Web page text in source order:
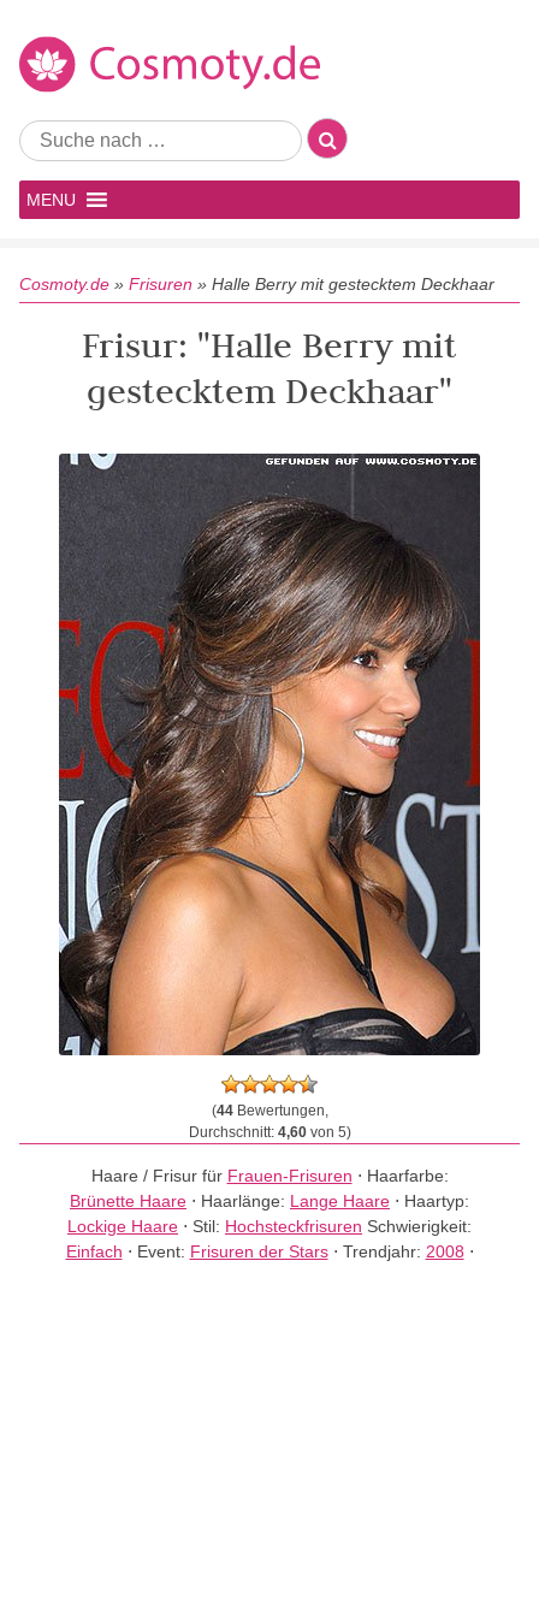
MENU
Cosmoty.de » Frisuren » Halle Berry mit gestecktem Deckhaar
Frisur: "Halle Berry mit
gestecktem Deckhaar"
(44Bewertungen,
Durchschnitt: 4,60von 5)
Haare / Frisur für Frauen-Frisuren ⋅ Haarfarbe:
Brünette Haare ⋅ Haarlänge: Lange Haare ⋅ Haartyp:
Lockige Haare ⋅ Stil: Hochsteckfrisuren Schwierigkeit:
Einfach ⋅ Event: Frisuren der Stars⋅ Trendjahr: 2008 ⋅